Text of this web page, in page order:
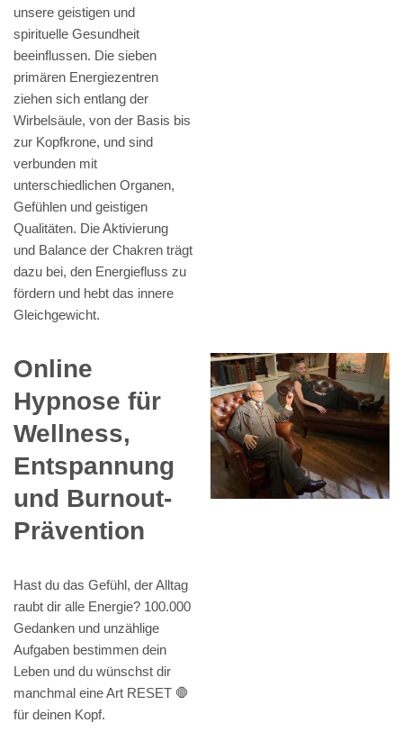
unsere geistigen und
spirituelle Gesundheit
beeinflussen. Die sieben
primären Energiezentren
ziehen sich entlang der
Wirbelsäule, von der Basis bis
zur Kopfkrone, und sind
verbunden mit
unterschiedlichen Organen,
Gefühlen und geistigen
Qualitäten. Die Aktivierung
und Balance der Chakren trägt
dazu bei, den Energiefluss zu
fördern und hebt das innere
Gleichgewicht.
Online
Hypnose für
Wellness,
Entspannung
und Burnout-
Prävention
Hast du das Gefühl, der Alltag
raubt dir alle Energie? 100.000
Gedanken und unzählige
Aufgaben bestimmen dein
Leben und du wünschst dir
manchmal eine Art RESET 🛑
für deinen Kopf.